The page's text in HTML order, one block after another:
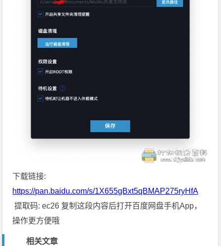
下载链接:
https://pan.baidu.com/s/1X655gBxt5qBMAP275ryHfA
提取码: ec26 复制这段内容后打开百度网盘手机App，
操作更方便哦
相关文章